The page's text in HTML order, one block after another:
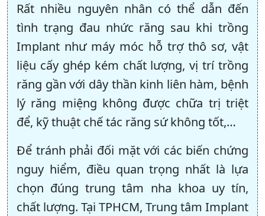
Rất nhiều nguyên nhân có thể dẫn đến
tình trạng đau nhức răng sau khi trồng
Implant như máy móc hỗ trợ thô sơ, vật
liệu cấy ghép kém chất lượng, vị trí trồng
răng gần với dây thần kinh liên hàm, bệnh
lý răng miệng không được chữa trị triệt
để, kỹ thuật chế tác răng sứ không tốt,…
Để tránh phải đối mặt với các biến chứng
nguy hiểm, điều quan trọng nhất là lựa
chọn đúng trung tâm nha khoa uy tín,
chất lượng. Tại TPHCM, Trung tâm Implant